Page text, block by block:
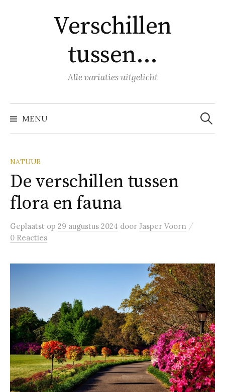
Verschillen
tussen…
Alle variaties uitgelicht
MENU
Zoeken
naar:
NATUUR
De verschillen tussen
flora en fauna
Geplaatst op 29 augustus 2024 door Jasper Voorn /
0 Reacties